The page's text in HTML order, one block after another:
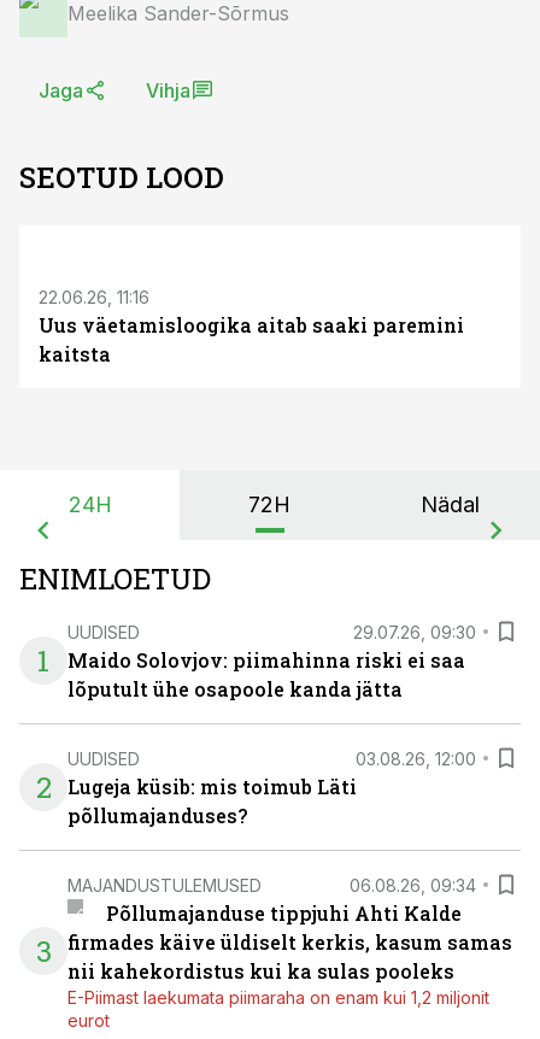
Meelika Sander-Sõrmus
Jaga Vihja
SEOTUD LOOD
22.06.26, 11:16
Uus väetamisloogika aitab saaki paremini
kaitsta
24H 72H Nädal
ENIMLOETUD
1
UUDISED 29.07.26, 09:30
Maido Solovjov: piimahinna riski ei saa
lõputult ühe osapoole kanda jätta
2
UUDISED 03.08.26, 12:00
Lugeja küsib: mis toimub Läti
põllumajanduses?
3
MAJANDUSTULEMUSED 06.08.26, 09:34
Põllumajanduse tippjuhi Ahti Kalde
firmades käive üldiselt kerkis, kasum samas
nii kahekordistus kui ka sulas pooleks
E-Piimast laekumata piimaraha on enam kui 1,2 miljonit
eurot